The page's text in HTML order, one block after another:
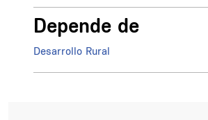
Depende de
Desarrollo Rural